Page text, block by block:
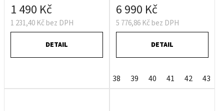
1 231,40 Kč bez DPH
1 490 Kč
DETAIL
5 776,86 Kč bez DPH
6 990 Kč
DETAIL
38 39 40 41 42 43